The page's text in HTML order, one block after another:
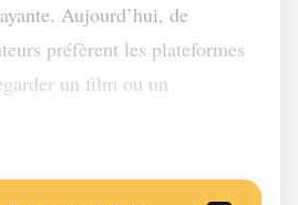
Aujourd’hui, de
préfèrent les plateformes
un film ou un